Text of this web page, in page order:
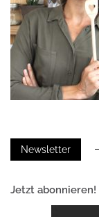
Newsletter
Jetzt abonnieren!